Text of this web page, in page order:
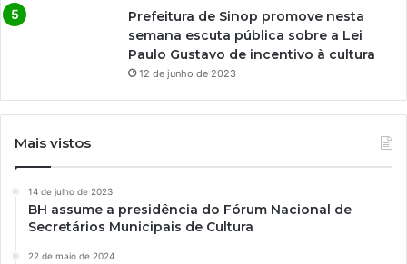
Prefeitura de Sinop promove nesta
semana escuta pública sobre a Lei
Paulo Gustavo de incentivo à cultura
12 de junho de 2023
Mais vistos
14 de julho de 2023
BH assume a presidência do Fórum Nacional de
Secretários Municipais de Cultura
22 de maio de 2024